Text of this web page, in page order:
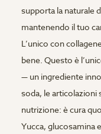
supporta la naturale
mantenendo il tuo
L’unico con
bene. Questo è
— un ingrediente
soda, le articolazioni
nutrizione: è cura
Yucca, glucosamina